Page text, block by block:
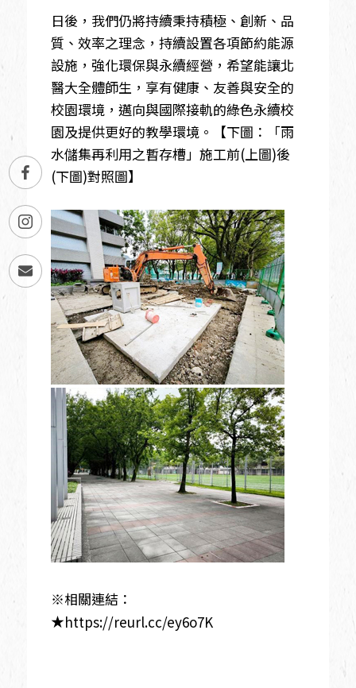
日後，我們仍將持續秉持積極、創新、品
質、效率之理念，持續設置各項節約能源
設施，強化環保與永續經營，希望能讓北
醫大全體師生，享有健康、友善與安全的
校園環境，邁向與國際接軌的綠色永續校
園及提供更好的教學環境。【下圖：「雨
水儲集再利用之暫存槽」施工前(上圖)後
(下圖)對照圖】
※相關連結：
★https://reurl.cc/ey6o7K